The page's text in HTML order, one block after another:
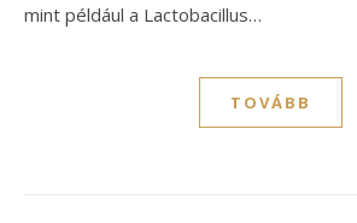
mint például a Lactobacillus…
TOVÁBB